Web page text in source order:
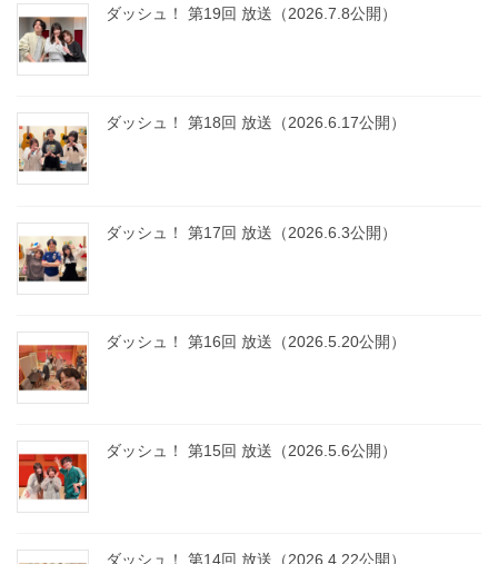
ダッシュ！ 第19回 放送（2026.7.8公開）
ダッシュ！ 第18回 放送（2026.6.17公開）
ダッシュ！ 第17回 放送（2026.6.3公開）
ダッシュ！ 第16回 放送（2026.5.20公開）
ダッシュ！ 第15回 放送（2026.5.6公開）
ダッシュ！ 第14回 放送（2026.4.22公開）